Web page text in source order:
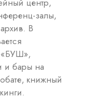
залы,
В
«БУШ»,
и бары на
книжный